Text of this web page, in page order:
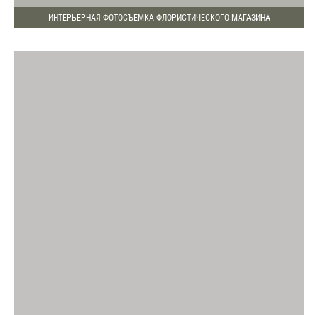
ИНТЕРЬЕРНАЯ ФОТОСЪЕМКА ФЛОРИСТИЧЕСКОГО МАГАЗИНА